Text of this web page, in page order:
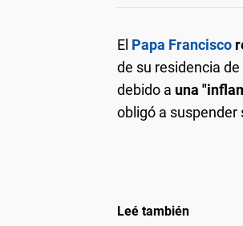
El Papa Francisco
de su residencia
debido a una
obligó a suspender
Leé también